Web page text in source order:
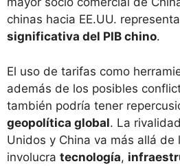
chinas hacia EE.UU.
significativa del PIB chino.
El uso de tarifas como
además de los posibles
también podría tener
geopolítica global. La
Unidos y China va más allá de
involucra tecnología,